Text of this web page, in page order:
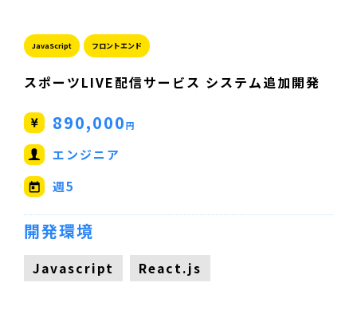
JavaScript フロントエンド
スポーツLIVE配信サービス システム追加開発
890,000円
エンジニア
週5
開発環境
Javascript React.js